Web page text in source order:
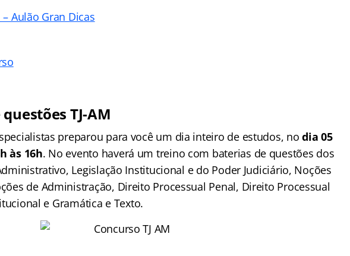
Aulão Gran Dicas
TJ-AM
preparou para você um dia inteiro de estudos, nodia 05
às 16h. No evento haverá um treino com baterias de questões dos
Legislação Institucional e do Poder Judiciário, Noções
de Administração, Direito Processual Penal, Direito Processual
e Gramática e Texto.